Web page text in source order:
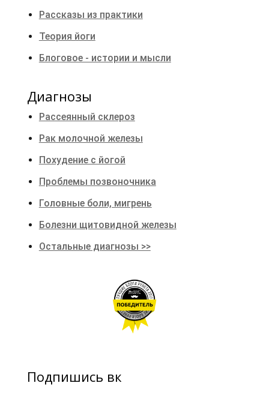
Рассказы из практики
Теория йоги
Блоговое - истории и мысли
Диагнозы
Рассеянный склероз
Рак молочной железы
Похудение с йогой
Проблемы позвоночника
Головные боли, мигрень
Болезни щитовидной железы
Остальные диагнозы >>
Подпишись вк